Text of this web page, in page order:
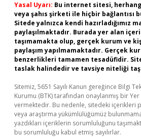
Yasal Uyarı: Bu internet sitesi,
veya şahıs şirketi ile hiçbir bağlantısı
Sitede yalnızca kendi hazırladığımız
paylaşılmaktadır. Burada yer alan
taşımamakta olup, gerçek kurum ve
paylaşım yapılmamaktadır. Gerçek
benzerlikleri tamamen tesadüfidir.
taslak halindedir ve tavsiye niteliği
Sitemiz, 5651 Sayılı Kanun gereğince Bilgi
Kurumu (BTK) tarafından onaylanmış bir
vermektedir. Bu nedenle, sitedeki içerikleri
veya araştırma yükümlülüğümüz
yazdıkları içeriklerin sorumluluğunu
bu sorumluluğu kabul etmiş sayılırlar.